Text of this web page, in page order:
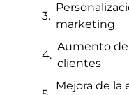
marketing
Aumento
clientes
Mejora de la